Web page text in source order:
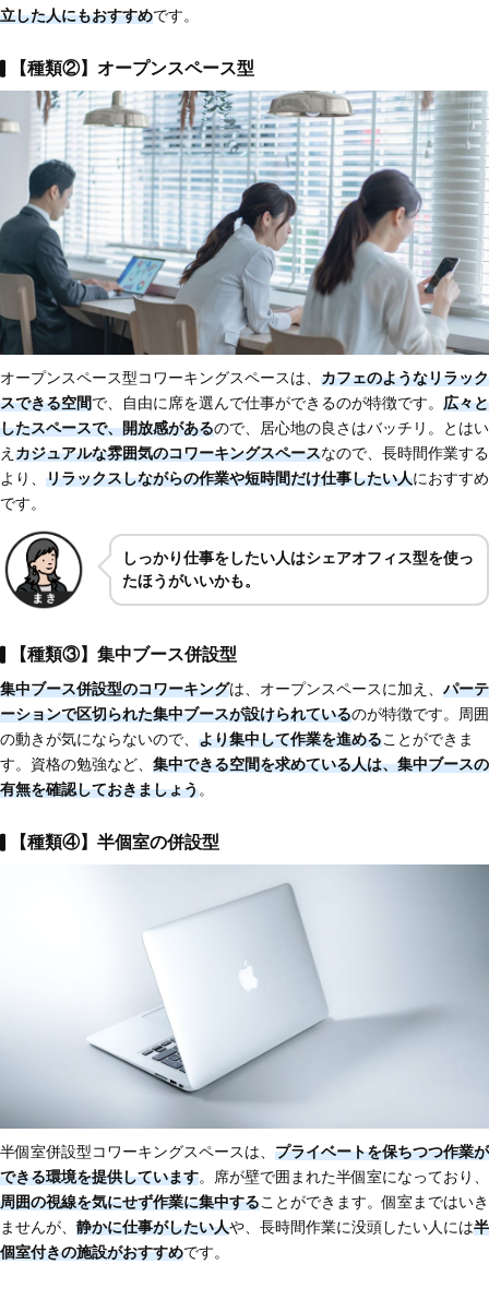
立した人にもおすすめです。
【種類②】オープンスペース型
オープンスペース型コワーキングスペースは、 カフェのようなリラック
スできる空間で、自由に席を選んで仕事ができるのが特徴です。 広々と
したスペースで、開放感があるので、居心地の良さはバッチリ。とはい
え カジュアルな雰囲気のコワーキングスペースなので、長時間作業する
より、 リラックスしながらの作業や短時間だけ仕事したい人におすすめ
です。
しっかり仕事をしたい人はシェアオフィス型を使っ
たほうがいいかも。
【種類③】集中ブース併設型
集中ブース併設型のコワーキングは、オープンスペースに加え、 パーテ
ーションで区切られた集中ブースが設けられているのが特徴です。周囲
の動きが気にならないので、 より集中して作業を進めることができま
す。資格の勉強など、 集中できる空間を求めている人は、集中ブースの
有無を確認しておきましょう。
【種類④】半個室の併設型
半個室併設型コワーキングスペースは、 プライベートを保ちつつ作業が
できる環境を提供しています。席が壁で囲まれた半個室になっており、
周囲の視線を気にせず作業に集中することができます。個室まではいき
ませんが、 静かに仕事がしたい人や、長時間作業に没頭したい人には半
個室付きの施設がおすすめです。